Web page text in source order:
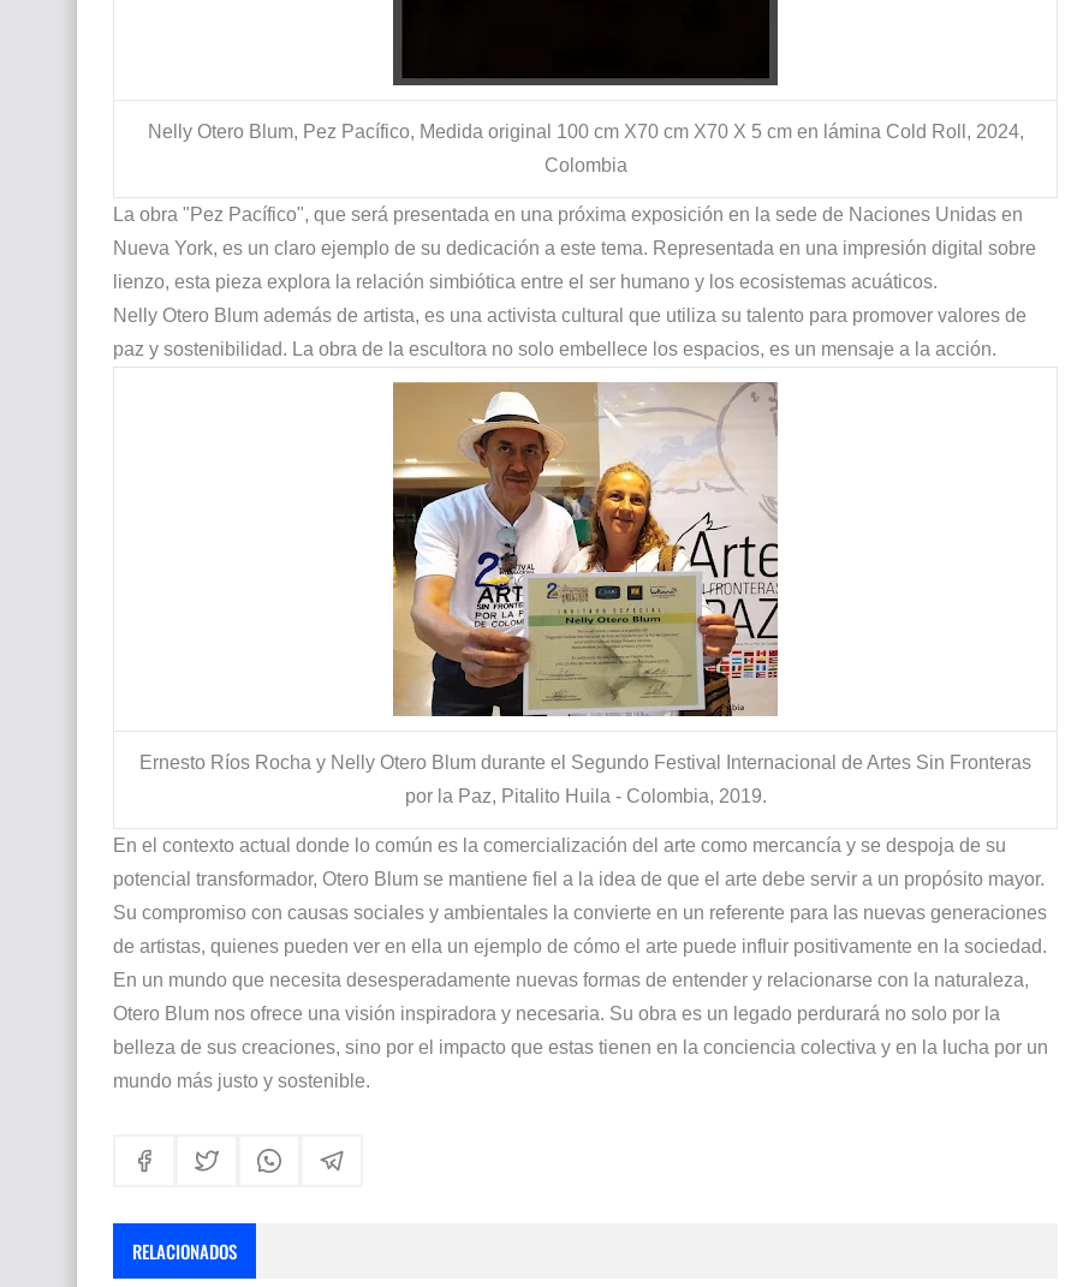
Nelly Otero Blum, Pez Pacífico, Medida original 100 cm X70 cm X70 X 5 cm en lámina Cold Roll, 2024,
Colombia
La obra "Pez Pacífico", que será presentada en una próxima exposición en la sede de Naciones Unidas en
Nueva York, es un claro ejemplo de su dedicación a este tema. Representada en una impresión digital sobre
lienzo, esta pieza explora la relación simbiótica entre el ser humano y los ecosistemas acuáticos.
Nelly Otero Blum además de artista, es una activista cultural que utiliza su talento para promover valores de
paz y sostenibilidad. La obra de la escultora no solo embellece los espacios, es un mensaje a la acción.
Ernesto Ríos Rocha y Nelly Otero Blum durante el Segundo Festival Internacional de Artes Sin Fronteras
por la Paz, Pitalito Huila - Colombia, 2019.
En el contexto actual donde lo común es la comercialización del arte como mercancía y se despoja de su
potencial transformador, Otero Blum se mantiene fiel a la idea de que el arte debe servir a un propósito mayor.
Su compromiso con causas sociales y ambientales la convierte en un referente para las nuevas generaciones
de artistas, quienes pueden ver en ella un ejemplo de cómo el arte puede influir positivamente en la sociedad.
En un mundo que necesita desesperadamente nuevas formas de entender y relacionarse con la naturaleza,
Otero Blum nos ofrece una visión inspiradora y necesaria. Su obra es un legado perdurará no solo por la
belleza de sus creaciones, sino por el impacto que estas tienen en la conciencia colectiva y en la lucha por un
mundo más justo y sostenible.
RELACIONADOS